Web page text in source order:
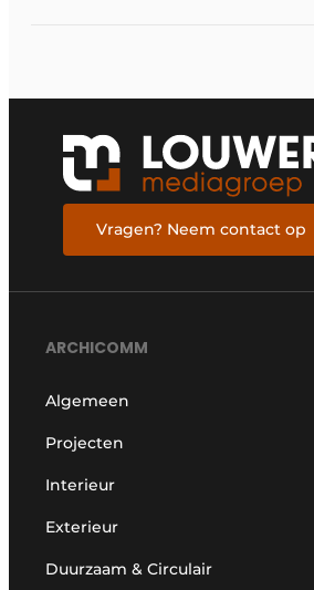
Vragen? Neem contact op
ARCHICOMM
Algemeen
Projecten
Interieur
Exterieur
Duurzaam & Circulair